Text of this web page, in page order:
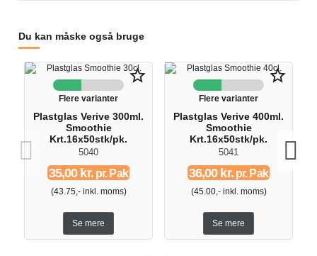
Du kan måske også bruge
star_border
Flere varianter
Plastglas Verive 300ml.
Smoothie
Krt.16x50stk/pk.
5040
35,00 kr.pr. Pak
(43.75,- inkl. moms)
Se mere
star_border
Flere varianter
Plastglas Verive 400ml.
Smoothie
Krt.16x50stk/pk.
5041
36,00 kr.pr. Pak
(45.00,- inkl. moms)
Se mere